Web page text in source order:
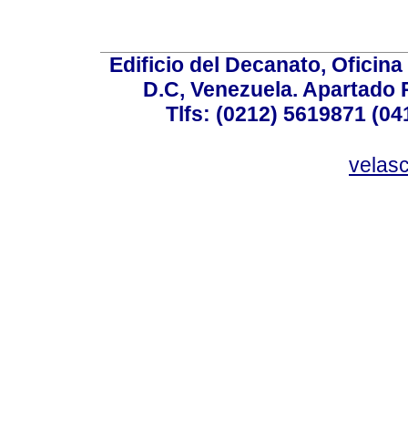
Edificio del Decanato,
D.C, Venezuela. Apartado
Tlfs: (0212) 5619871